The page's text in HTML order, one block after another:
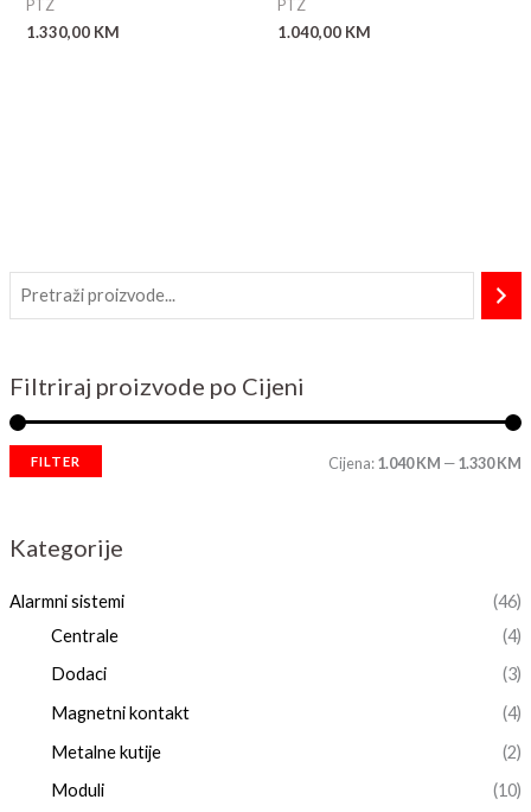
Filtriraj proizvode po Cijeni
FILTER Cijena:1.040 KM —1.330 KM
Kategorije
Alarmni sistemi
(46)
Centrale
(4)
Dodaci
(3)
Magnetni kontakt
(4)
Metalne kutije
(2)
Moduli
(10)
PTZ
1.330,00 KM
PTZ
1.040,00 KM